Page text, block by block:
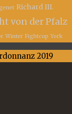
Richard III.
von der Pfalz
Winter Fightcup York
2019